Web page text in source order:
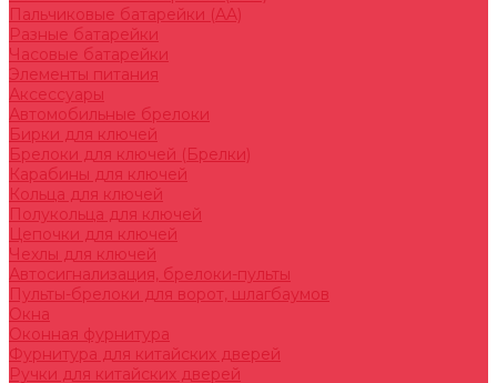
Пальчиковые батарейки (AA)
Разные батарейки
Часовые батарейки
Элементы питания
Аксессуары
Автомобильные брелоки
Бирки для ключей
Брелоки для ключей (Брелки)
Карабины для ключей
Кольца для ключей
Полукольца для ключей
Цепочки для ключей
Чехлы для ключей
Автосигнализация, брелоки-пульты
Пульты-брелоки для ворот, шлагбаумов
Окна
Оконная фурнитура
Фурнитура для китайских дверей
Ручки для китайских дверей